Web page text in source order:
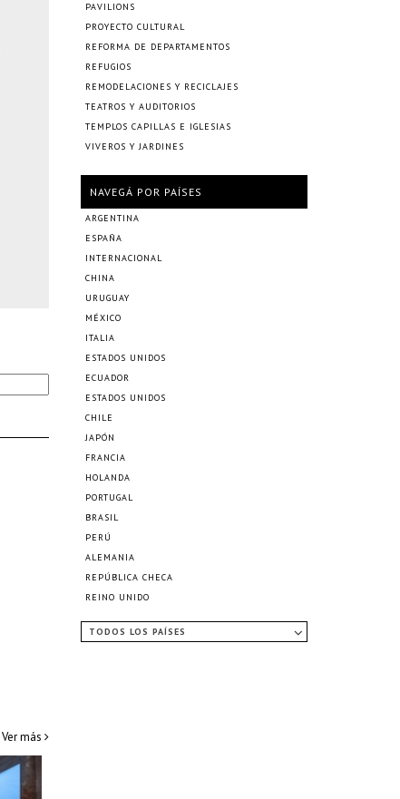
Ver más
PAVILIONS
PROYECTO CULTURAL
REFORMA DE DEPARTAMENTOS
REFUGIOS
REMODELACIONES Y RECICLAJES
TEATROS Y AUDITORIOS
TEMPLOS CAPILLAS E IGLESIAS
VIVEROS Y JARDINES
NAVEGÁ POR PAÍSES
ARGENTINA
ESPAÑA
INTERNACIONAL
CHINA
URUGUAY
MÉXICO
ITALIA
ESTADOS UNIDOS
ECUADOR
ESTADOS UNIDOS
CHILE
JAPÓN
FRANCIA
HOLANDA
PORTUGAL
BRASIL
PERÚ
ALEMANIA
REPÚBLICA CHECA
REINO UNIDO
TODOS LOS PAÍSES